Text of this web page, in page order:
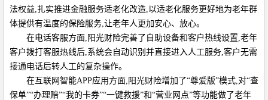
法权益,扎实推进金融服务适老化改造,以适老化服务更好地为老年群
体提供有温度的保险服务,让老年人更加安心、放心。
在电话客服方面,阳光财险完善了自助设备和客户热线设置,老年
客户拨打客服热线后,系统会自动识别并直接进入人工服务,客户无需
接通电话后转人工的复杂操作。
在互联网智能APP应用方面,阳光财险增加了“尊爱版”模式,对“查
保单”“办理赔”“我的卡券”“一键救援”和“营业网点”等功能做了老年